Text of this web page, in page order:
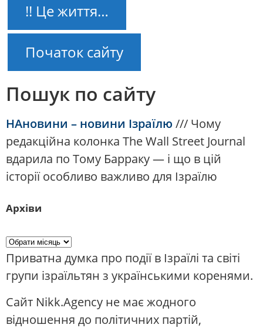
!! Це життя…
Початок сайту
Пошук по сайту
НАновини – новини Ізраїлю /// Чому
редакційна колонка The Wall Street Journal
вдарила по Тому Барраку — і що в цій
історії особливо важливо для Ізраїлю
Архіви
Приватна думка про події в Ізраїлі та світі
групи ізраїльтян з українськими коренями.
Сайт Nikk.Agency не має жодного
відношення до політичних партій,